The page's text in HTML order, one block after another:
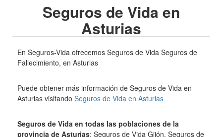
Seguros de Vida en
Asturias
En Seguros-Vida ofrecemos Seguros de Vida Seguros de
Fallecimiento, en Asturias
Puede obtener más información de Seguros de Vida en
Asturias visitando Seguros de Vida en Asturias
Seguros de Vida en todas las poblaciones de la
provincia de Asturias: Seguros de Vida Gijón, Seguros de